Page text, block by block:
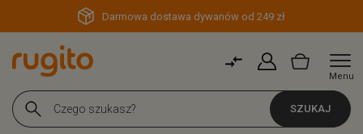
Darmowa dostawa dywanów od 249 zł
Menu
SZUKAJ